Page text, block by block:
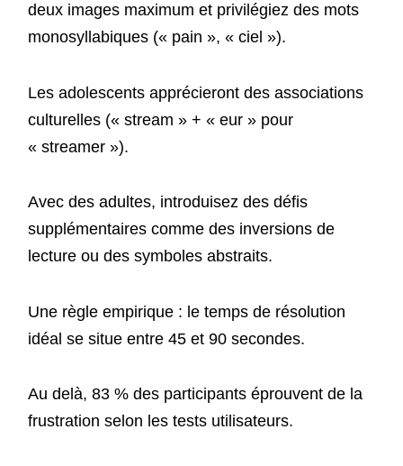
deux images maximum et privilégiez des mots
monosyllabiques (« pain », « ciel »).
Les adolescents apprécieront des associations
culturelles (« stream » + « eur » pour
« streamer »).
Avec des adultes, introduisez des défis
supplémentaires comme des inversions de
lecture ou des symboles abstraits.
Une règle empirique : le temps de résolution
idéal se situe entre 45 et 90 secondes.
Au delà, 83 % des participants éprouvent de la
frustration selon les tests utilisateurs.